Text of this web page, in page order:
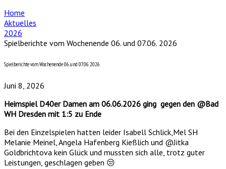
Home
Aktuelles
2026
Spielberichte vom Wochenende 06. und 07.06. 2026
Spielberichte vom Wochenende 06. und 07.06. 2026
Juni 8, 2026
Heimspiel D40er Damen am 06.06.2026 ging gegen den @Bad
WH Dresden mit 1:5 zu Ende
Bei den Einzelspielen hatten leider Isabell Schlick,Mel SH
Melanie Meinel, Angela Hafenberg Kießlich und @Jitka
Goldbrichtova kein Glück und mussten sich alle, trotz guter
Leistungen, geschlagen geben 😒